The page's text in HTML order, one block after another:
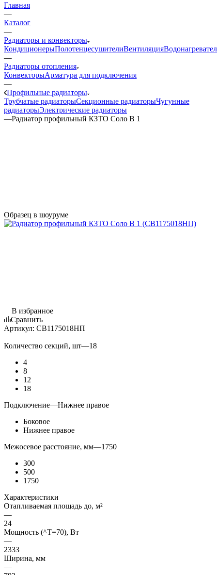
Главная
—
Каталог
—
Радиаторы и конвекторы
КондиционерыПолотенцесушителиВентиляция
—
Радиаторы отопления
КонвекторыАрматура для подключения
—
Профильные радиаторы
Трубчатые радиаторыСекционные радиаторыЧугунные
радиаторыЭлектрические радиаторы
—Радиатор профильный КЗТО Соло В 1
Образец в шоуруме
В избранное
Сравнить
Артикул: СВ1175018НП
Количество секций, шт—18
4
8
12
18
Подключение—Нижнее правое
Боковое
Нижнее правое
Межосевое расстояние, мм—1750
300
500
1750
Характеристики
Отапливаемая площадь до, м²
—
24
Мощность (^T=70), Вт
—
2333
Ширина, мм
—